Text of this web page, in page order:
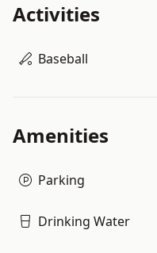
Activities
Baseball
Amenities
Parking
Drinking Water